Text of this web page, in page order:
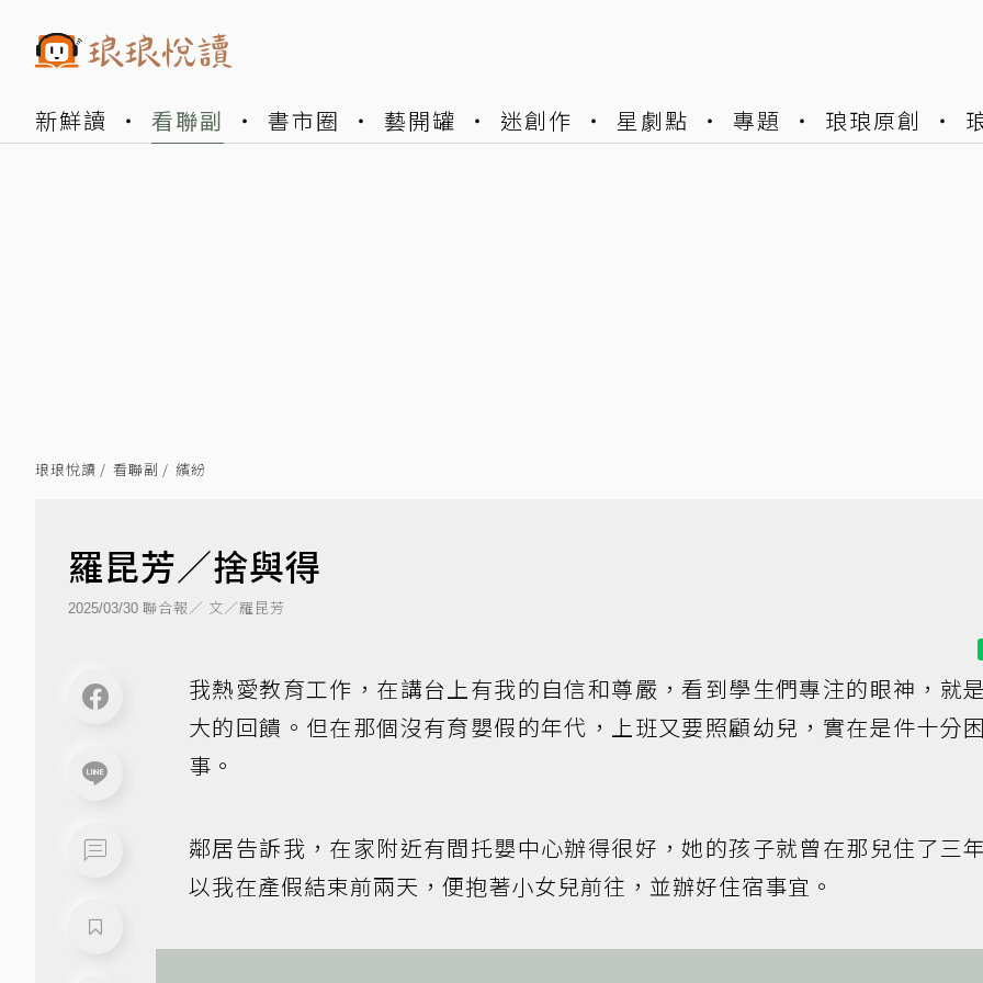
新鮮讀 看聯副 書市圈 藝開罐 迷創作 星劇點 專題 琅琅原創
琅琅悅讀 看聯副 繽紛
羅昆芳／捨與得
2025/03/30 聯合報／ 文／羅昆芳
我熱愛教育工作，在講台上有我的自信和尊嚴，看到學生們專注的眼神，就
大的回饋。但在那個沒有育嬰假的年代，上班又要照顧幼兒，實在是件十分
事。
鄰居告訴我，在家附近有間托嬰中心辦得很好，她的孩子就曾在那兒住了三
以我在產假結束前兩天，便抱著小女兒前往，並辦好住宿事宜。